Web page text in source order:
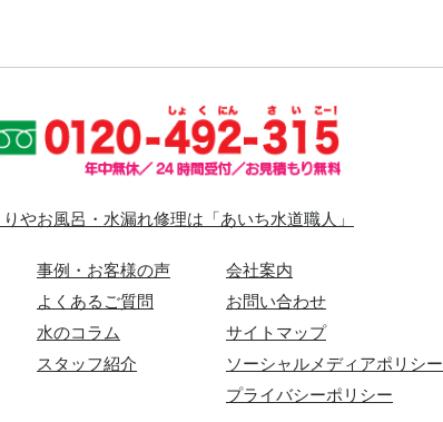
やお風呂・水漏れ修理は「あいち水道職人」
事例・お客様の声
よくあるご質問
水のコラム
スタッフ紹介
会社案内
お問い合わせ
サイトマップ
ソーシャルメディアポリシー
プライバシーポリシー